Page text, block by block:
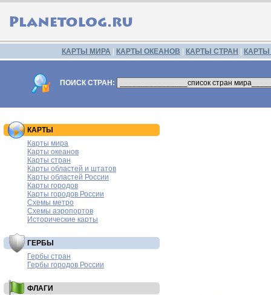
КАРТЫ МИРА КАРТЫ ОКЕАНОВ КАРТЫ СТРАН
ПОИСК СТРАН:
КАРТЫ
Карты мира
Карты океанов
Карты стран
Карты областей и штатов
Карты областей России
Карты городов
Карты городов России
Схемы метро
Схемы аэропортов
Исторические карты
ГЕРБЫ
Гербы стран
Гербы городов России
ФЛАГИ